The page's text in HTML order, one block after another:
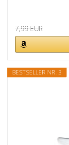
7,99 EUR
BESTSELLER NR. 3